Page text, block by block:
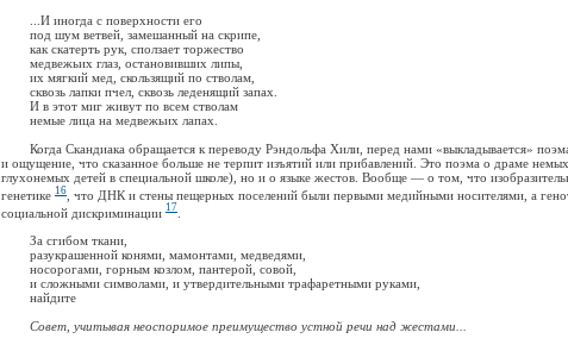
...И иногда с поверхности его
под шум ветвей, замешанный на скрипе,
как скатерть рук, сползает торжество
медвежьих глаз, остановивших липы,
их мягкий мед, скользящий по стволам,
сквозь лапки пчел, сквозь леденящий запах.
И в этот миг живут по всем стволам
немые лица на медвежьих лапах.
Когда Скандиака обращается к переводу Рэндольфа Хили, перед нами «выкладывается»
и ощущение, что сказанное больше не терпит изъятий или прибавлений. Это поэма о драме
глухонемых детей в специальной школе), но и о языке жестов. Вообще — о том, что
генетике 16 , что ДНК и стены пещерных поселений были первыми медийными носителями, а
социальной дискриминации 17
За сгибом ткани,
разукрашенной конями, мамонтами, медведями,
носорогами, горным козлом, пантерой, совой,
и сложными символами, и утвердительными трафаретными руками,
найдите
Совет, учитывая неоспоримое преимущество устной речи над жестами...